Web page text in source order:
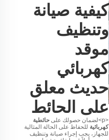
كيفية صيانة
وتنظيف
موقد
كهربائي
حديث معلق
على الحائط
<p>لضمان حصولك على
حائطية
كهربائية للحفاظ على الحالة المثالية
للجهاز، يجب إجراء صيانة وتنظيف